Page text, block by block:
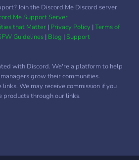
Join the Discord Me Discord server
Me Support Server
that Matter| Privacy Policy|Terms of
Guidelines| Blog |Support
with Discord. We're a platform to help
grow their communities.
We may receive commission if you
products through our links.